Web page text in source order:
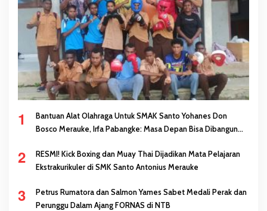
1
Bantuan Alat Olahraga Untuk SMAK Santo Yohanes Don
Bosco Merauke, Irfa Pabangke: Masa Depan Bisa Dibangun
2
RESMI! Kick Boxing dan Muay Thai Dijadikan Mata Pelajaran
Ekstrakurikuler di SMK Santo Antonius Merauke
3
Petrus Rumatora dan Salmon Yames Sabet Medali Perak dan
Perunggu Dalam Ajang FORNAS di NTB